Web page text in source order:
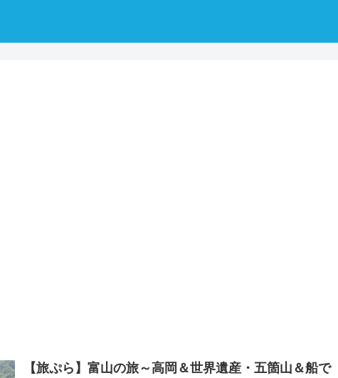
【旅ぷら】富山の旅～高岡＆世界遺産・五箇山＆船で